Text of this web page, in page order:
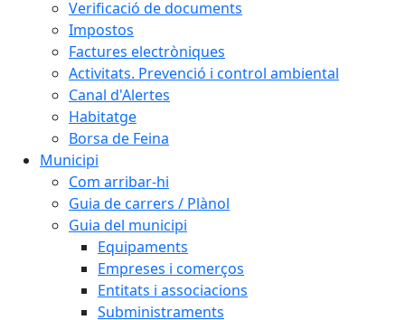
Verificació de documents
Impostos
Factures electròniques
Activitats. Prevenció i control ambiental
Canal d'Alertes
Habitatge
Borsa de Feina
Municipi
Com arribar-hi
Guia de carrers / Plànol
Guia del municipi
Equipaments
Empreses i comerços
Entitats i associacions
Subministraments